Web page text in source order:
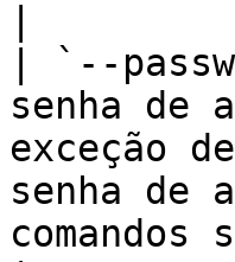
| `--
senha de
exceção
senha de